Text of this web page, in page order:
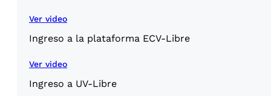
Ver video
Ingreso a la plataforma ECV-Libre
Ver video
Ingreso a UV-Libre